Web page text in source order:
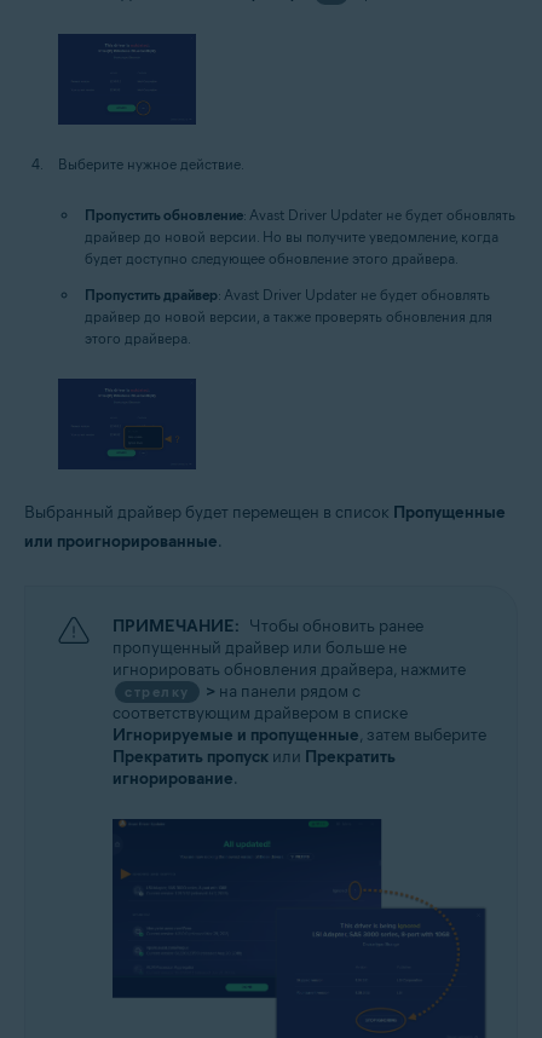
Выберите нужное действие.
Пропустить обновление: Avast Driver Updater не будет обновлять
драйвер до новой версии. Но вы получите уведомление, когда
будет доступно следующее обновление этого драйвера.
Пропустить драйвер: Avast Driver Updater не будет обновлять
драйвер до новой версии, а также проверять обновления для
этого драйвера.
Выбранный драйвер будет перемещен в список Пропущенные
или проигнорированные.
ПРИМЕЧАНИЕ: Чтобы обновить ранее
пропущенный драйвер или больше не
игнорировать обновления драйвера, нажмите
стрелку > на панели рядом с
соответствующим драйвером в списке
Игнорируемые и пропущенные, затем выберите
Прекратить пропуск или Прекратить
игнорирование.